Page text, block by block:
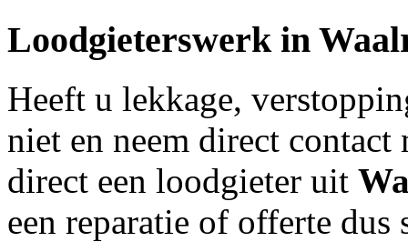
Loodgieterswerk in
Heeft u lekkage,
niet en neem direct
direct een loodgieter uit
een reparatie of offerte